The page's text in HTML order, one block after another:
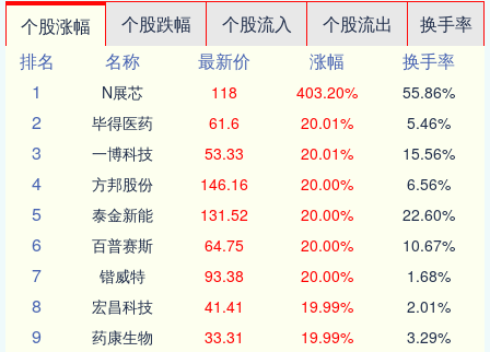
个股涨幅 个股跌幅 个股流入 个股流出
换手率
排名
名称 最新价 涨幅
换手率
1
N展芯 118 403.20% 55.86%
2 毕得医药 61.6 20.01% 5.46%
3 一博科技 53.33 20.01% 15.56%
4 方邦股份 146.16 20.00% 6.56%
5 泰金新能 131.52 20.00% 22.60%
6 百普赛斯 64.75 20.00% 10.67%
7 锴威特 93.38 20.00% 1.68%
8 宏昌科技 41.41 19.99% 2.01%
9 药康生物 33.31 19.99% 3.29%